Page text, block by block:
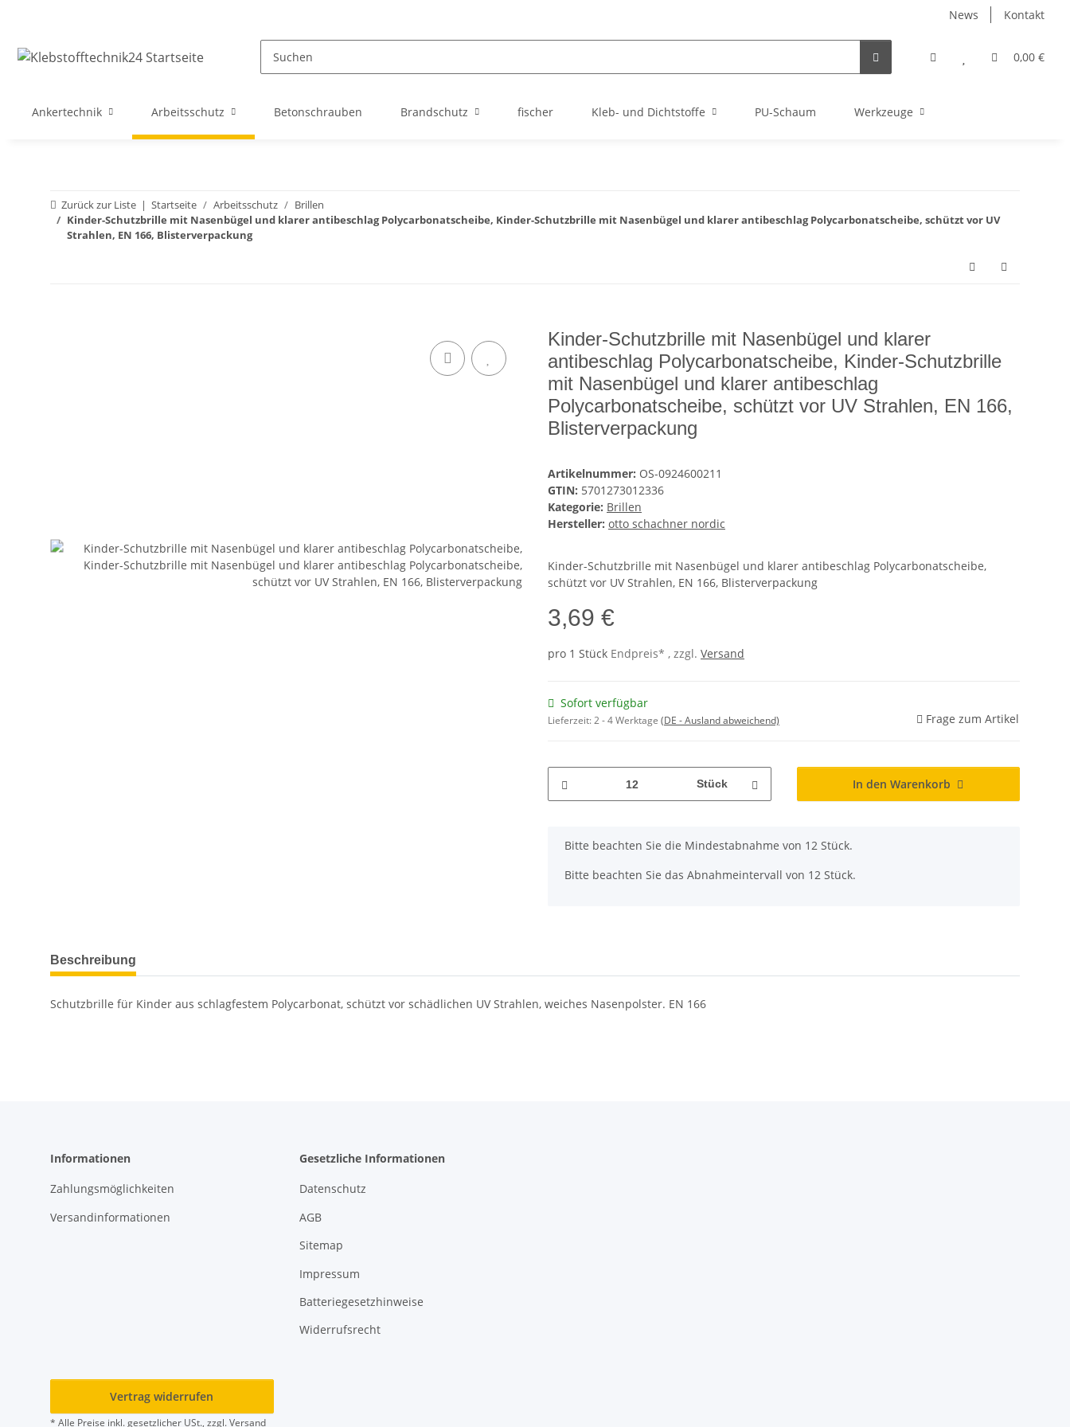
News Kontakt
0,00 €
Ankertechnik Arbeitsschutz Betonschrauben Brandschutz fischer Kleb- und Dichtstoffe PU-Schaum Werkzeuge
Zurück zur Liste Startseite Arbeitsschutz
Brillen
Kinder-Schutzbrille mit Nasenbügel und klarer antibeschlag Polycarbonatscheibe, Kinder-Schutzbrille mit Nasenbügel und klarer antibeschlag Polycarbonatscheibe, schützt vor UV
Strahlen, EN 166, Blisterverpackung
Kinder-Schutzbrille mit Nasenbügel und klarer
antibeschlag Polycarbonatscheibe, Kinder-Schutzbrille
mit Nasenbügel und klarer antibeschlag
Polycarbonatscheibe, schützt vor UV Strahlen, EN 166,
Blisterverpackung
Artikelnummer: OS-0924600211
GTIN: 5701273012336
Kategorie: Brillen
Hersteller: otto schachner nordic
Kinder-Schutzbrille mit Nasenbügel und klarer antibeschlag Polycarbonatscheibe,
schützt vor UV Strahlen, EN 166, Blisterverpackung
3,69 €
pro 1 Stück Endpreis* , zzgl. Versand
Sofort verfügbar
Lieferzeit:2 - 4 Werktage (DE - Ausland abweichend) Frage zum Artikel
Stück In den Warenkorb
x
Bitte beachten Sie die Mindestabnahme von 12 Stück.
Bitte beachten Sie das Abnahmeintervall von 12 Stück.
weitere Registerkarten anzeigen
Beschreibung
Schutzbrille für Kinder aus schlagfestem Polycarbonat, schützt vor schädlichen UV Strahlen, weiches Nasenpolster. EN 166
Informationen
Zahlungsmöglichkeiten
Versandinformationen
Gesetzliche Informationen
Datenschutz
AGB
Sitemap
Impressum
Batteriegesetzhinweise
Widerrufsrecht
Vertrag widerrufen
* Alle Preise inkl. gesetzlicher USt., zzgl.Versand